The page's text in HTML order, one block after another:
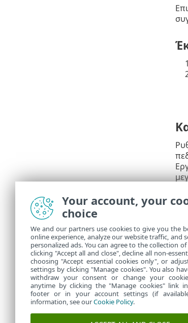
θα
Your account, your
choice
We and our partners use cookies to give you the
online experience, analyze our website traffic, and
personalized ads. You can agree to the collection
clicking "Accept all and close", decline all non-
choosing "Accept essential cookies only", or
settings by clicking "Manage cookies". You also
withdraw your consent or change your
anytime by clicking the "Manage cookies" link
footer or in your account settings (if
information, see ourCookie Policy.